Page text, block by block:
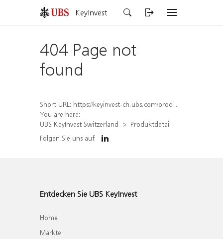
KeyInvest
404 Page not
found
Short URL: https://keyinvest-ch.ubs.com/produkt/detail/index/isin/CH1565646671
You are here:
UBS KeyInvest Switzerland
Produktdetail
Folgen Sie uns auf
Entdecken Sie UBS KeyInvest
Home
Märkte